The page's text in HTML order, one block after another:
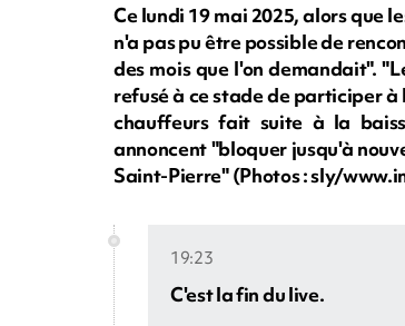
Ce lundi 19 mai 2025, alors que
n'a pas pu être possible de
des mois que l'on demandait".
refusé à ce stade de participer
chauffeurs fait suite à la
annoncent "bloquer jusqu'à
Saint-Pierre" (Photos : sly/
19:23
C'est la fin du live.